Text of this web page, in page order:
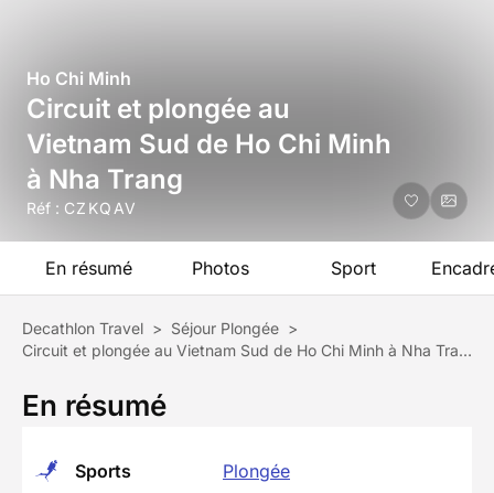
Ho Chi Minh
Circuit et plongée au
Vietnam Sud de Ho Chi Minh
à Nha Trang
Réf : CZKQAV
En résumé Photos Sport
Decathlon Travel > Séjour Plongée >
Circuit et plongée au Vietnam Sud de Ho Chi Minh à Nha Trang
En résumé
Sports Plongée